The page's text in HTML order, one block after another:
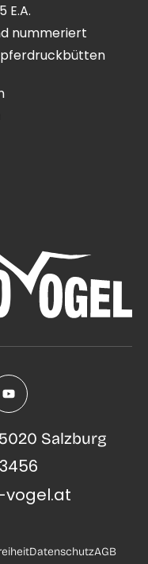
E.A.
nummeriert
Salzburg
vogel.at
DatenschutzAGB